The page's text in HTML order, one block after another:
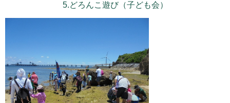
5.どろんこ遊び（子ども会）